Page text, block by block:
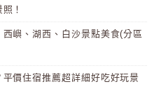
！
嶼、湖西、白沙景點美食(分區
價住宿推薦超詳細好吃好玩景